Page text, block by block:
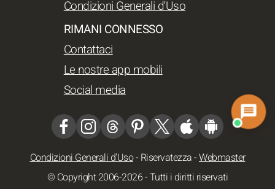
Condizioni Generali d'Uso
RIMANI CONNESSO
Contattaci
Le nostre app mobili
Social media
Condizioni Generali d'Uso- Riservatezza-Webmaster
© Copyright 2006-2026 - Tutti i diritti riservati